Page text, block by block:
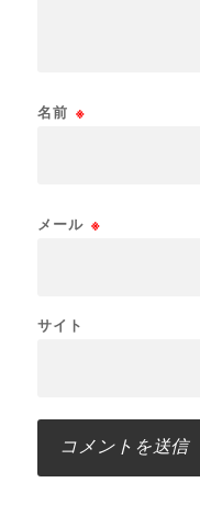
名前 ※
メール ※
サイト